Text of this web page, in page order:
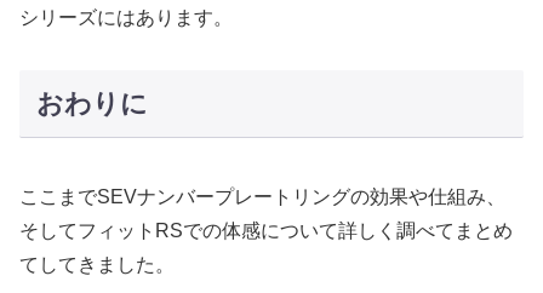
シリーズにはあります。
おわりに
ここまでSEVナンバープレートリングの効果や仕組み、
そしてフィットRSでの体感について詳しく調べてまとめ
てしてきました。